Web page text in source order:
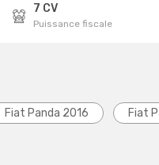
7 CV
Puissance fiscale
Fiat Panda 2016 Fiat